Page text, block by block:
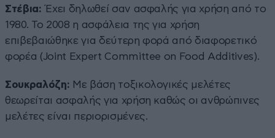
Στέβια: Έχει δηλωθεί σαν ασφαλής για χρήση από το
1980. Το 2008 η ασφάλεια της για χρήση
επιβεβαιώθηκε για δεύτερη φορά από διαφορετικό
φορέα (Joint Expert Committee on Food Additives).
Σουκραλόζη: Με βάση τοξικολογικές μελέτες
θεωρείται ασφαλής για χρήση καθώς οι ανθρώπινες
μελέτες είναι περιορισμένες.